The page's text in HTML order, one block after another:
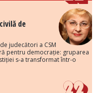
de
judecători a CSM
pentru democrație: gruparea
s-a transformat într-o